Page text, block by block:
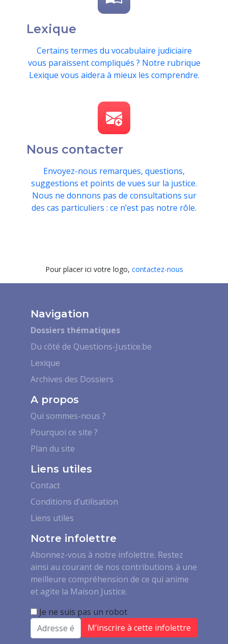
Lexique
Certains termes du vocabulaire judiciaire
vous paraissent compliqués ? Notre rubrique
Lexique vous aidera à mieux les comprendre.
Nous contacter
Envoyez-nous remarques, questions,
suggestions et points de vues sur la justice.
Nous ne donnons pas de consultations sur
des cas particuliers : ce n’est pas notre rôle.
Pour placer ici votre logo, contactez-nous
Navigation
Dossiers thématiques
Du côté de Questions-Justice.be
Lexique
Archives des Dossiers
A propos
Qui sommes-nous ?
Pourquoi ce site ?
Plan du site
Liens utiles
Contact
Conditions d’utilisation
Liens utiles
Notre infolettre
Abonnez-vous à notre infolettre. Restez
ainsi au courant de nos contributions à une
meilleure compréhension de ce qui anime
et agite la Maison Justice.
Je ne suis pas un robot
Email